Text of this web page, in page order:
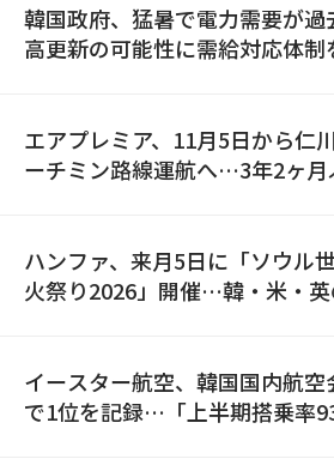
韓国政府、猛暑で電力需要が過
高更新の可能性に需給対応体制
エアプレミア、11月5日から仁
ーチミン路線運航へ…3年2ヶ月
ハンファ、来月5日に「ソウル
火祭り2026」開催…韓・米・英
イースター航空、韓国国内航空
で1位を記録…「上半期搭乗率